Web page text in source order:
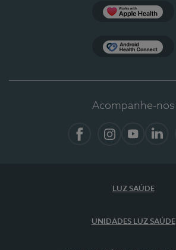
Acompanhe-nos
LUZ SAÚDE
UNIDADES LUZ SAÚDE